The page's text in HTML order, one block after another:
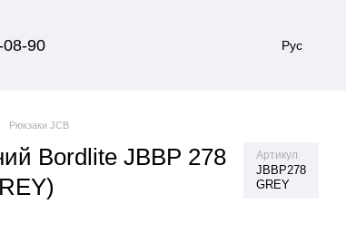
90 Рус
Рюкзаки JCB
Bordlite JBBP 278
Артикул
JBBP278
GREY